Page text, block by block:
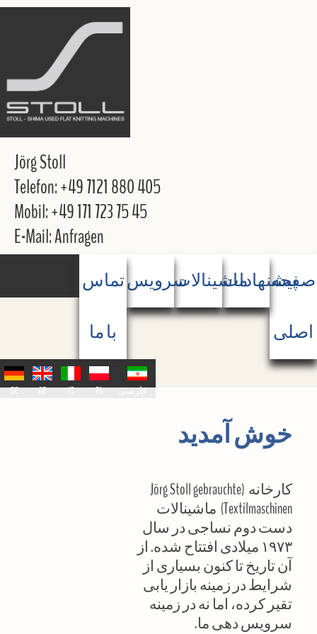
Jörg Stoll
Telefon: +49 7121 880 405
Mobil: +49 171 723 75 45
E-Mail: Anfragen
صفحه
اصلی
پیشنهاداتماشینالاتسرویستماس
با ما
DE GB IT PL فارسی
خوش آمدید
کارخانه (Jörg Stoll gebrauchte
Textilmaschinen) ماشینالات
دست دوم نساجی در سال
۱۹۷۳ میلادی افتتاح شده. از
آن تاریخ تا کنون بسیاری از
شرایط در زمینه بازار یابی
تقیر کرده، اما نه در زمینه
سرویس دهی ما.